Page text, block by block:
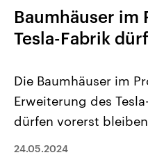
Landtagswahl Sachsen-
2026
Sachsen-Anhalt wählt am 6.
Baumhäuser im
Tesla-Fabrik
Die Baumhäuser im
Erweiterung des
dürfen vorerst
24.05.2024